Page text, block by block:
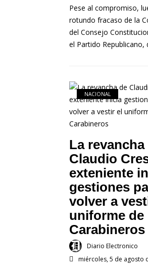
Pese al compromiso,
rotundo fracaso de la
del Consejo
el Partido Republicano,
NACIONAL
La revancha
Claudio
exteniente
gestiones
volver a
uniforme de
Carabineros
Diario Electronico
miércoles, 5 de agosto